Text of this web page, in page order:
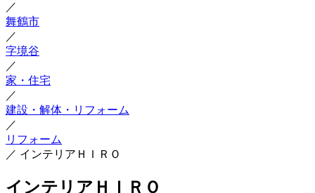
／
舞鶴市
／
字境谷
／
家・住宅
／
建設・解体・リフォーム
／
リフォーム
／ インテリアＨＩＲＯ
インテリアＨＩＲＯ